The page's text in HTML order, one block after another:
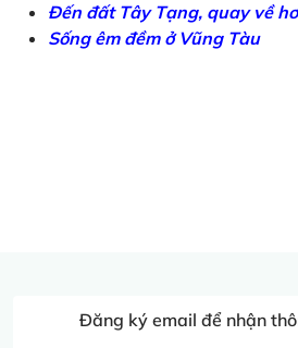
Đến đất Tây Tạng, quay về
Sống êm đềm ở Vũng Tàu
Đăng ký email để nhận